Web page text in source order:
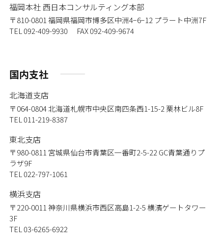
福岡本社 西日本コンサルティング本部
〒810-0801福岡県福岡市博多区中洲4−6−12 プラート中洲7F
TEL 092-409-9930 FAX 092-409-9674
国内支社
北海道支店
〒064-0804北海道札幌市中央区南四条西1-15-2 栗林ビル8F
TEL 011-219-8387
東北支店
〒980-0811宮城県仙台市青葉区一番町2-5-22 GC青葉通りプ
ラザ9F
TEL 022-797-1061
横浜支店
〒220-0011 神奈川県横浜市西区高島1-2-5 横濱ゲートタワー
3F
TEL 03-6265-6922